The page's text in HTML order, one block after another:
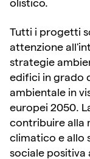
olistico.
Tutti i progetti
attenzione
strategie
edifici in grado
ambientale in
europei 2050.
contribuire alla
climatico e allo
sociale